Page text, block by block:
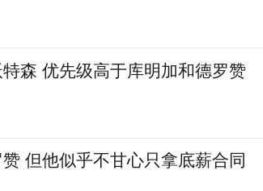
森 优先级高于库明加和德罗赞
但他似乎不甘心只拿底薪合同